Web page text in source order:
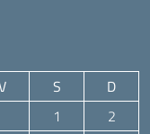
S
D
1
2